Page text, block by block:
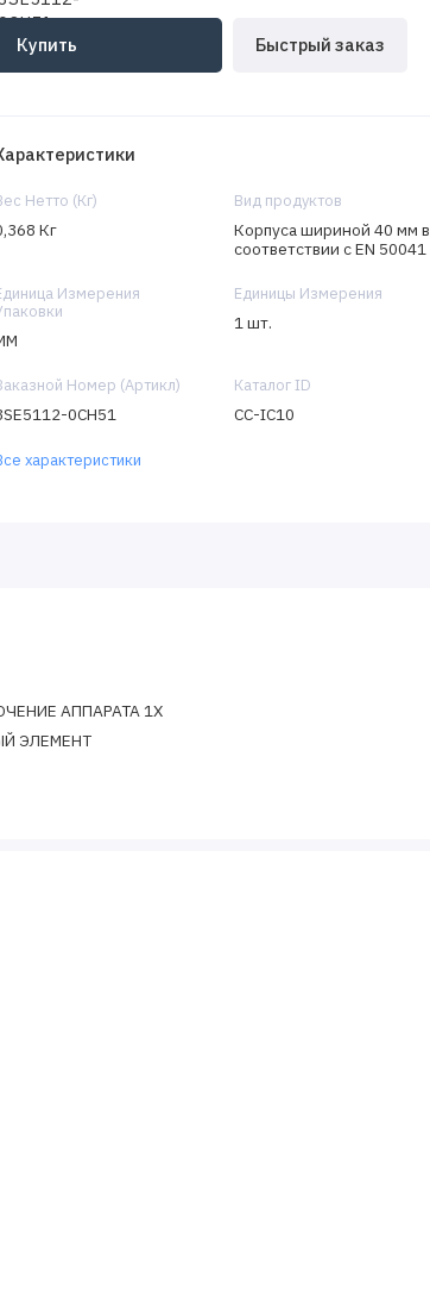
Купить Быстрый заказ
Нетто (Кг)
Кг
Вид продуктов
Корпуса шириной 40 мм в
соответствии с EN 50041
Измерения
Единицы Измерения
1 шт.
Номер (Артикл)
0CH51
Каталог ID
CC-IC10
характеристики
АППАРАТА 1X
ЭЛЕМЕНТ